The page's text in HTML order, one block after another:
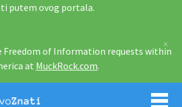
putem ovog portala.
Freedom of Information requests within
at MuckRock.com.
×
Imamo